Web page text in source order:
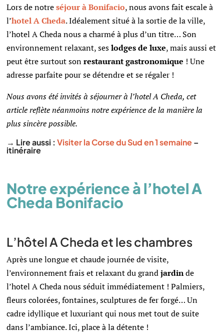
Lors de notreséjour à Bonifacio, nous avons fait escale à
l’hotel A Cheda. Idéalement situé à la sortie de la ville,
l’hotel A Cheda nous a charmé à plus d’un titre… Son
environnement relaxant, seslodges de luxe, mais aussi et
peut être surtout sonrestaurant gastronomique ! Une
adresse parfaite pour se détendre et se régaler !
Nous avons été invités à séjourner à l’hotel A Cheda, cet
article reflète néanmoins notre expérience de la manière la
plus sincère possible.
→ Lire aussi :Visiter la Corse du Sud en 1 semaine–
itinéraire
Notre expérience à l’hotel A
Cheda Bonifacio
L’hôtel A Cheda et les chambres
Après une longue et chaude journée de visite,
l’environnement frais et relaxant du grandjardinde
l’hotel A Cheda nous séduit immédiatement ! Palmiers,
fleurs colorées, fontaines, sculptures de fer forgé… Un
cadre idyllique et luxuriant qui nous met tout de suite
dans l’ambiance. Ici, place à la détente !